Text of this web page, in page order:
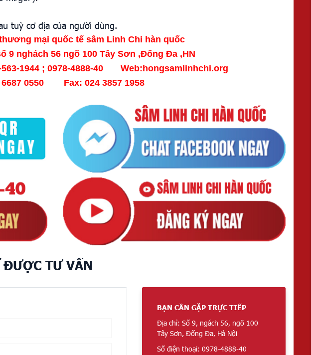
tuỳ cơ địa của người dùng.
mại quốc tế sâm Linh Chi hàn quốc
9 nghách 56 ngõ 100 Tây Sơn ,Đống Đa ,HN
563-1944 ; 0978-4888-40 Web:hongsamlinhchi.org
6687 0550 Fax: 024 3857 1958
TƯ VẤN
BẠN CẦN GẶP TRỰC TIẾP
Địa chỉ: Số 9, ngách 56, ngõ 100
Tây Sơn, Đống Đa, Hà Nội
Số điện thoại: 0978-4888-40